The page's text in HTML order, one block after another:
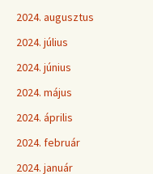
2024. augusztus
2024. július
2024. június
2024. május
2024. április
2024. február
2024. január